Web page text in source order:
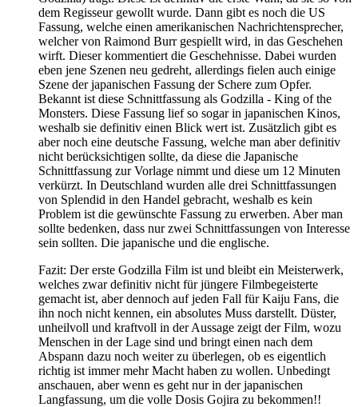
dem Regisseur gewollt wurde. Dann gibt es noch die US
Fassung, welche einen amerikanischen Nachrichtensprecher,
welcher von Raimond Burr gespiellt wird, in das Geschehen
wirft. Dieser kommentiert die Geschehnisse. Dabei wurden
eben jene Szenen neu gedreht, allerdings fielen auch einige
Szene der japanischen Fassung der Schere zum Opfer.
Bekannt ist diese Schnittfassung als Godzilla - King of the
Monsters. Diese Fassung lief so sogar in japanischen Kinos,
weshalb sie definitiv einen Blick wert ist. Zusätzlich gibt es
aber noch eine deutsche Fassung, welche man aber definitiv
nicht berücksichtigen sollte, da diese die Japanische
Schnittfassung zur Vorlage nimmt und diese um 12 Minuten
verkürzt. In Deutschland wurden alle drei Schnittfassungen
von Splendid in den Handel gebracht, weshalb es kein
Problem ist die gewünschte Fassung zu erwerben. Aber man
sollte bedenken, dass nur zwei Schnittfassungen von Interesse
sein sollten. Die japanische und die englische.
Fazit: Der erste Godzilla Film ist und bleibt ein Meisterwerk,
welches zwar definitiv nicht für jüngere Filmbegeisterte
gemacht ist, aber dennoch auf jeden Fall für Kaiju Fans, die
ihn noch nicht kennen, ein absolutes Muss darstellt. Düster,
unheilvoll und kraftvoll in der Aussage zeigt der Film, wozu
Menschen in der Lage sind und bringt einen nach dem
Abspann dazu noch weiter zu überlegen, ob es eigentlich
richtig ist immer mehr Macht haben zu wollen. Unbedingt
anschauen, aber wenn es geht nur in der japanischen
Langfassung, um die volle Dosis Gojira zu bekommen!!